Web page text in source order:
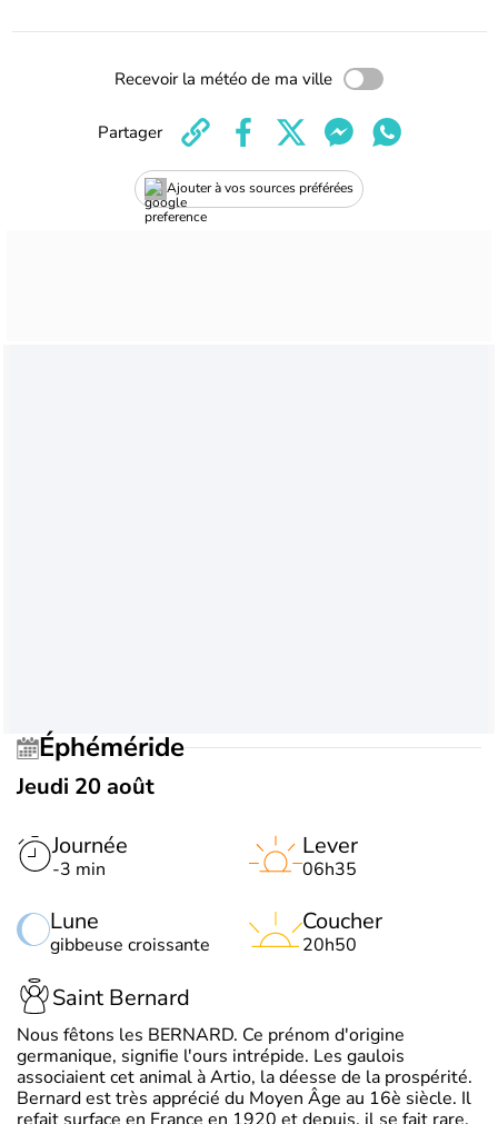
Recevoir la météo de ma ville
Ajouter à vos sources préférées
Partager
Éphéméride
Jeudi 20 août
Journée
-3 min
Lune
gibbeuse croissante
Lever
06h35
Coucher
20h50
Saint Bernard
Nous fêtons les BERNARD. Ce prénom d'origine
germanique, signifie l'ours intrépide. Les gaulois
associaient cet animal à Artio, la déesse de la prospérité.
Bernard est très apprécié du Moyen Âge au 16è siècle. Il